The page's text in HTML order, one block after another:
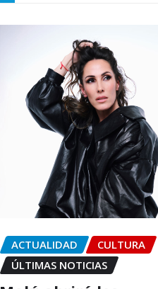
ACTUALIDAD
CULTURA
ÚLTIMAS NOTICIAS